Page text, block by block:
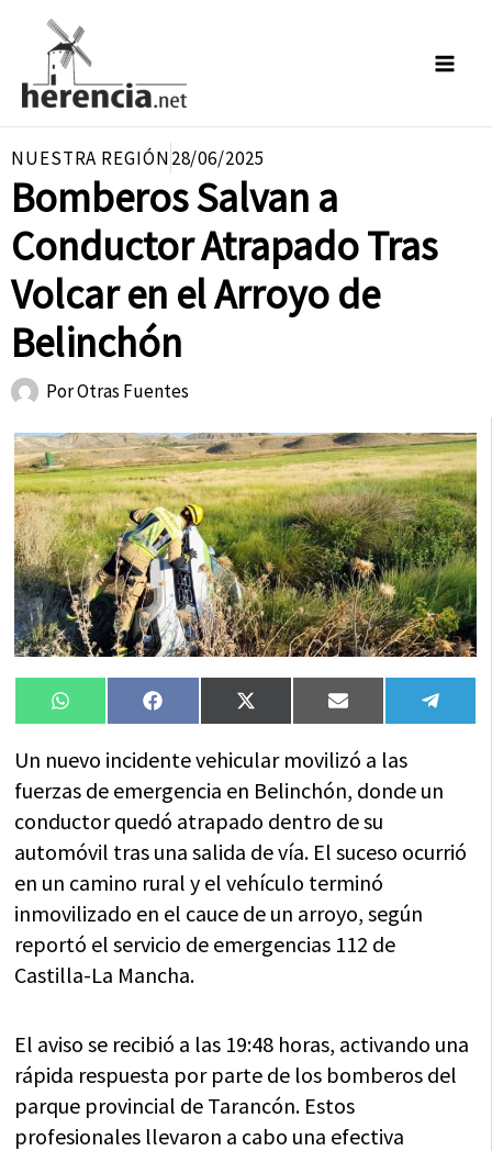
contenido
NUESTRA REGIÓN28/06/2025
Bomberos Salvan a
Conductor Atrapado Tras
Volcar en el Arroyo de
Belinchón
PorOtras Fuentes
Compartir
en
WhatsAppCompartir
en
FacebookCompartir
en
X
(Twitter)
Compartir
en
Email
en
Un nuevo incidente vehicular movilizó a las
fuerzas de emergencia en Belinchón, donde un
conductor quedó atrapado dentro de su
automóvil tras una salida de vía. El suceso ocurrió
en un camino rural y el vehículo terminó
inmovilizado en el cauce de un arroyo, según
reportó el servicio de emergencias 112 de
Castilla-La Mancha.
El aviso se recibió a las 19:48 horas, activando una
rápida respuesta por parte de los bomberos del
parque provincial de Tarancón. Estos
profesionales llevaron a cabo una efectiva